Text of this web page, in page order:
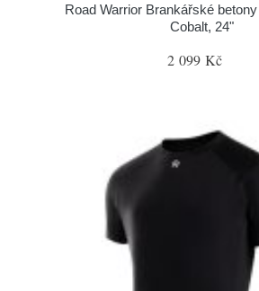
Road Warrior Brankářské
Cobalt, 24"
2 099 Kč